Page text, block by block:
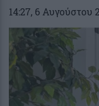
14:27, 6 Αυγούστου